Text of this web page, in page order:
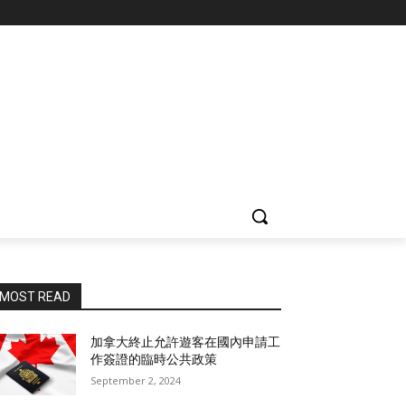
MOST READ
加拿大終止允許遊客在國內申請工
作簽證的臨時公共政策
September 2, 2024